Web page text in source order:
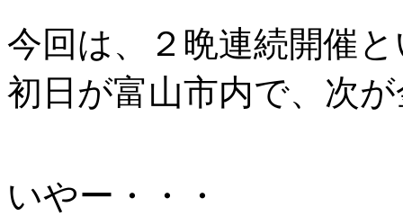
今回は、２晩連続開催
初日が富山市内で、次
いやー・・・